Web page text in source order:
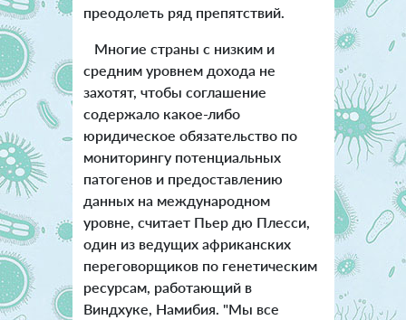
преодолеть ряд препятствий.
Многие страны с низким и
средним уровнем дохода не
захотят, чтобы соглашение
содержало какое-либо
юридическое обязательство по
мониторингу потенциальных
патогенов и предоставлению
данных на международном
уровне, считает Пьер дю Плесси,
один из ведущих африканских
переговорщиков по генетическим
ресурсам, работающий в
Виндхуке, Намибия. "Мы все